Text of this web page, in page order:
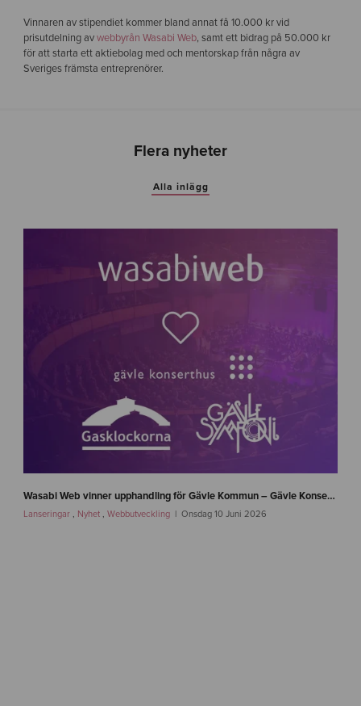
Vinnaren av stipendiet kommer bland annat få 10.000 kr vid
prisutdelning avwebbyrån Wasabi Web, samt ett bidrag på 50.000 kr
för att starta ett aktiebolag med och mentorskap från några av
Sveriges främsta entreprenörer.
Flera nyheter
Alla inlägg
e
w
Wasabi Web vinner upphandling för Gävle Kommun – Gävle Konserthus, Gävle Symfoniorkester och Gasklockorna Gävle
Lanseringar , Nyhet , Webbutveckling Onsdag 10 Juni 2026